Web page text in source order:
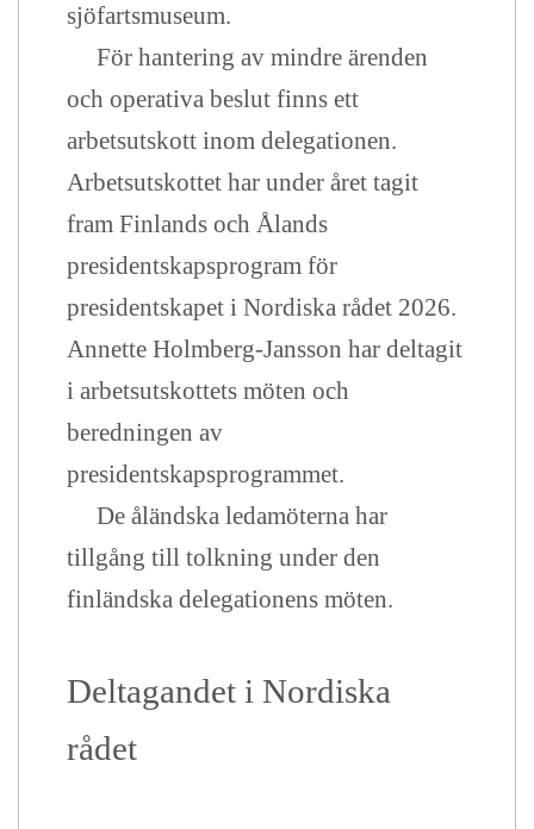
sjöfartsmuseum.
För hantering av mindre ärenden
och operativa beslut finns ett
arbetsutskott inom delegationen.
Arbetsutskottet har under året tagit
fram Finlands och Ålands
presidentskapsprogram för
presidentskapet i Nordiska rådet 2026.
Annette Holmberg-Jansson har deltagit
i arbetsutskottets möten och
beredningen av
presidentskapsprogrammet.
De åländska ledamöterna har
tillgång till tolkning under den
finländska delegationens möten.
Deltagandet i Nordiska
rådet